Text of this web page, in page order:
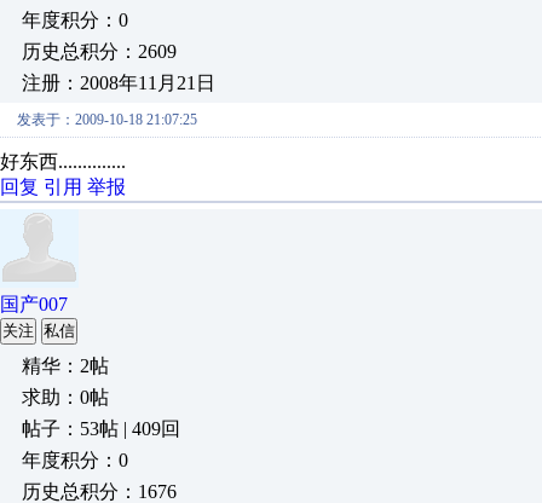
年度积分：0
历史总积分：2609
注册：2008年11月21日
发表于：2009-10-18 21:07:25
好东西..............
回复 引用 举报
国产007
关注 私信
精华：2帖
求助：0帖
帖子：53帖 | 409回
年度积分：0
历史总积分：1676